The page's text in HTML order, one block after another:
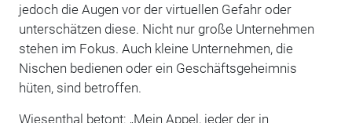
jedoch die Augen vor der virtuellen Gefahr oder
unterschätzen diese. Nicht nur große Unternehmen
stehen im Fokus. Auch kleine Unternehmen, die
Nischen bedienen oder ein Geschäftsgeheimnis
hüten, sind betroffen.
Wiesenthal betont: „Mein Appel, jeder der in